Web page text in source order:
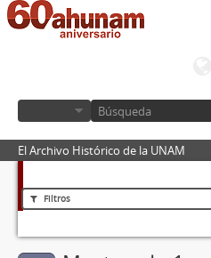
El Archivo Histórico de la UNAM
Filtros